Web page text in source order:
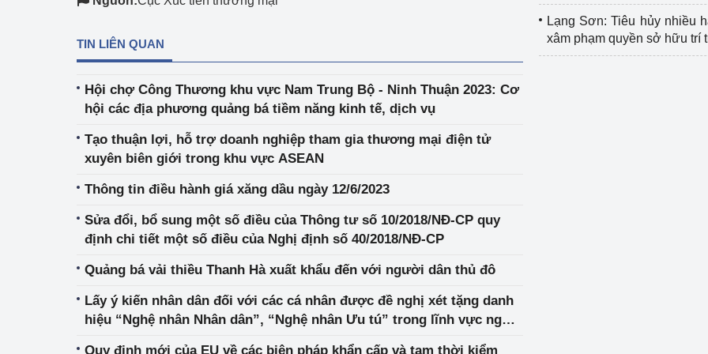
TIN LIÊN QUAN
Hội chợ Công Thương khu vực Nam Trung Bộ - Ninh Thuận 2023: Cơ
hội các địa phương quảng bá tiềm năng kinh tế, dịch vụ
Tạo thuận lợi, hỗ trợ doanh nghiệp tham gia thương mại điện tử
xuyên biên giới trong khu vực ASEAN
Thông tin điều hành giá xăng dầu ngày 12/6/2023
Sửa đổi, bổ sung một số điều của Thông tư số 10/2018/NĐ-CP quy
định chi tiết một số điều của Nghị định số 40/2018/NĐ-CP
Quảng bá vải thiều Thanh Hà xuất khẩu đến với người dân thủ đô
Lấy ý kiến nhân dân đối với các cá nhân được đề nghị xét tặng danh
hiệu “Nghệ nhân Nhân dân”, “Nghệ nhân Ưu tú” trong lĩnh vực nghề
Quy định mới của EU về các biện pháp khẩn cấp và tạm thời kiểm
Lạng Sơn: Tiêu hủy nhiều
xâm phạm quyền sở hữu trí